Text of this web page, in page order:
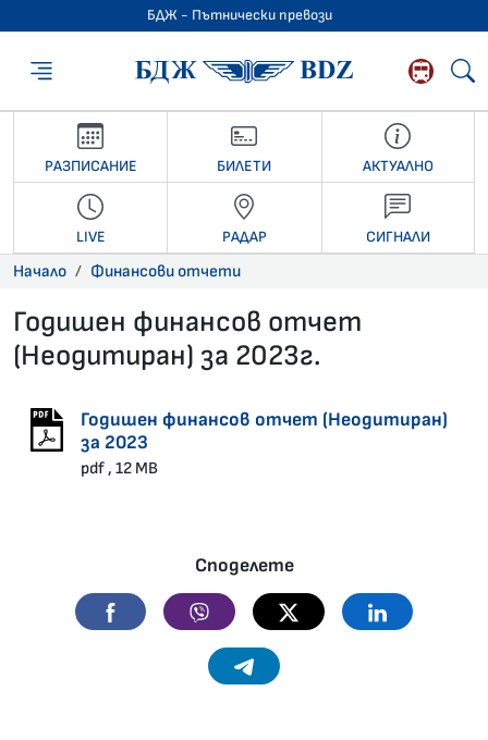
БДЖ - Пътнически превози
БДЖ -
РАЗПИСАНИЕ БИЛЕТИ АКТУАЛНО
LIVE РАДАР СИГНАЛИ
Начало Финансови отчети
Годишен финансов отчет
(Неодитиран) за 2023г.
Годишен финансов отчет (Неодитиран)
за 2023
pdf , 12 MB
Споделете
Facebook Viber Twitter Linkedin
Telegram